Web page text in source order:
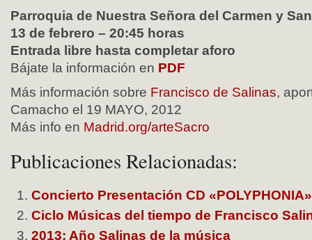
Parroquia de Nuestra Señora del Carmen y
13 de febrero – 20:45 horas
Entrada libre hasta completar aforo
Bájate la información en PDF
Más información sobre Francisco de Salinas,
Camacho el 19 MAYO, 2012
Más info en Madrid.org/arteSacro
Publicaciones Relacionadas:
Concierto Presentación CD «POLYPHONIA»
Ciclo Músicas del tiempo de Francisco
2013: Año Salinas de la música